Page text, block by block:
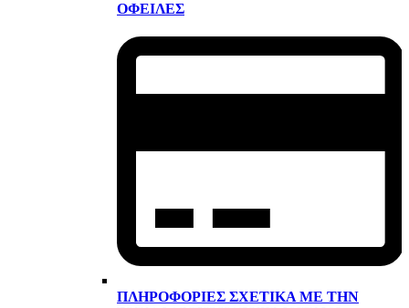
ΟΦΕΙΛΈΣ
ΠΛΗΡΟΦΟΡΊΕΣ ΣΧΕΤΙΚΆ ΜΕ ΤΗΝ